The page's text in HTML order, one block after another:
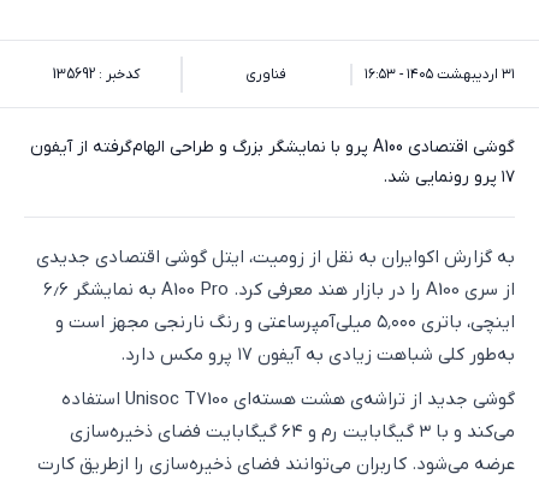
۳۱ اردیبهشت ۱۴۰۵ - ۱۶:۵۳ فناوری کدخبر : 135692
گوشی اقتصادی A100 پرو با نمایشگر بزرگ و طراحی الهام‌گرفته از آیفون
۱۷ پرو رونمایی شد.
به گزارش اکوایران به نقل از زومیت، ایتل گوشی اقتصادی جدیدی
از سری A100 را در بازار هند معرفی کرد. A100 Pro به نمایشگر ۶٫۶
اینچی، باتری ۵٬۰۰۰ میلی‌آمپرساعتی و رنگ نارنجی مجهز است و
به‌طور کلی شباهت زیادی به آیفون ۱۷ پرو مکس دارد.
گوشی جدید از تراشه‌ی هشت هسته‌ای Unisoc T7100 استفاده
می‌کند و با ۳ گیگابایت رم و ۶۴ گیگابایت فضای ذخیره‌سازی
عرضه می‌شود. کاربران می‌توانند فضای ذخیره‌سازی را ازطریق کارت